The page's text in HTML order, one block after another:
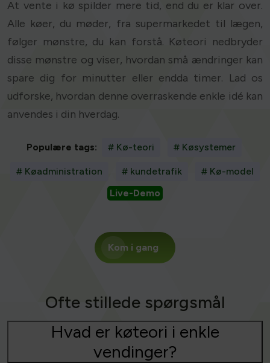
At vente i kø spilder mere tid, end du er klar over.
Alle køer, du møder, fra supermarkedet til lægen,
følger mønstre, du kan forstå. Køteori nedbryder
disse mønstre og viser, hvordan små ændringer kan
spare dig for minutter eller endda timer. Lad os
udforske, hvordan denne overraskende enkle idé kan
anvendes i din hverdag.
Populære tags: # Kø-teori # Køsystemer
# Køadministration # kundetrafik
# Kø-model
Live-Demo
Kom i gang
Ofte stillede spørgsmål
Hvad er køteori i enkle
vendinger?